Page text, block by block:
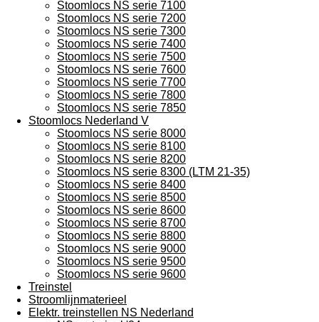
Stoomlocs NS serie 7100
Stoomlocs NS serie 7200
Stoomlocs NS serie 7300
Stoomlocs NS serie 7400
Stoomlocs NS serie 7500
Stoomlocs NS serie 7600
Stoomlocs NS serie 7700
Stoomlocs NS serie 7800
Stoomlocs NS serie 7850
Stoomlocs Nederland V
Stoomlocs NS serie 8000
Stoomlocs NS serie 8100
Stoomlocs NS serie 8200
Stoomlocs NS serie 8300 (LTM 21-35)
Stoomlocs NS serie 8400
Stoomlocs NS serie 8500
Stoomlocs NS serie 8600
Stoomlocs NS serie 8700
Stoomlocs NS serie 8800
Stoomlocs NS serie 9000
Stoomlocs NS serie 9500
Stoomlocs NS serie 9600
Treinstel
Stroomlijnmaterieel
Elektr. treinstellen NS Nederland